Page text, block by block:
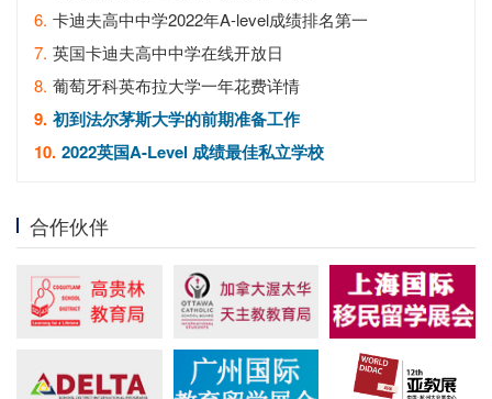
6. 卡迪夫高中中学2022年A-level成绩排名第一
7. 英国卡迪夫高中中学在线开放日
8. 葡萄牙科英布拉大学一年花费详情
9. 初到法尔茅斯大学的前期准备工作
10. 2022英国A-Level 成绩最佳私立学校
合作伙伴